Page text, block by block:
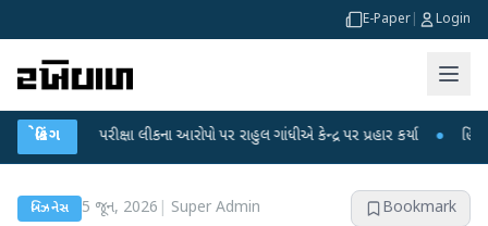
E-Paper Login
બ્રેકિંગ
પરીક્ષા લીકના આરોપો પર રાહુલ ગાંધીએ કેન્દ્ર પર પ્રહાર કર્યા ● હિંમતનગરમાં
બિઝનેસ 5 જૂન, 2026 Super Admin Bookmark